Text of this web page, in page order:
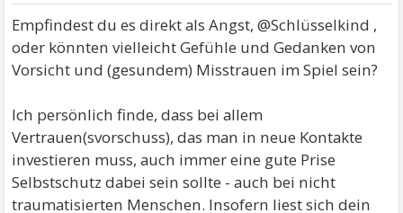
Empfindest du es direkt als Angst, @Schlüsselkind ,
oder könnten vielleicht Gefühle und Gedanken von
Vorsicht und (gesundem) Misstrauen im Spiel sein?
Ich persönlich finde, dass bei allem
Vertrauen(svorschuss), das man in neue Kontakte
investieren muss, auch immer eine gute Prise
Selbstschutz dabei sein sollte - auch bei nicht
traumatisierten Menschen. Insofern liest sich dein